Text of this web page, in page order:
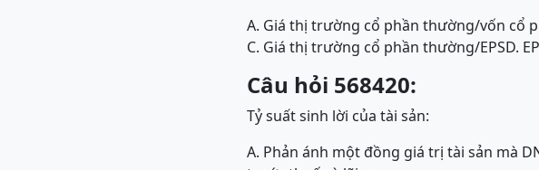
A. Giá thị trường cổ phần thường/vốn cổ
C. Giá thị trường cổ phần thường/EPSD.
Câu hỏi 568420:
Tỷ suất sinh lời của tài sản:
A. Phản ánh một đồng giá trị tài sản mà